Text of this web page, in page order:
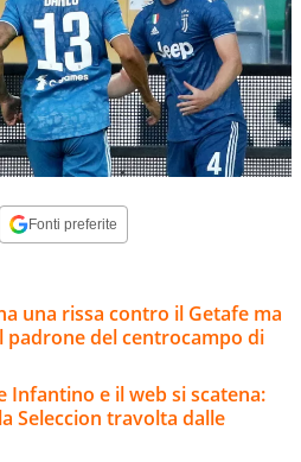
Fonti preferite
una rissa contro il Getafe ma
padrone del centrocampo di
Infantino e il web si scatena:
Seleccion travolta dalle